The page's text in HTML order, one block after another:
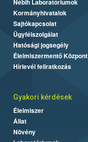
Nébih Laboratóriumok
Kormányhivatalok
Sajtókapcsolat
Ügyfélszolgálat
Hatósági jogsegély
Élelmiszermentő Központ
Hírlevél feliratkozás
Gyakori kérdések
Élelmiszer
Állat
Növény